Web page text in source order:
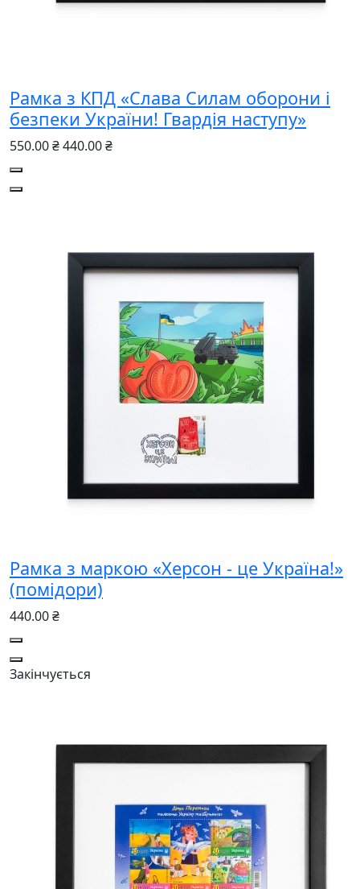
Рамка з КПД «Слава Силам оборони і
безпеки України! Гвардія наступу»
550.00 ₴440.00 ₴
Рамка з маркою «Херсон - це Україна!»
(помідори)
440.00 ₴
Закінчується